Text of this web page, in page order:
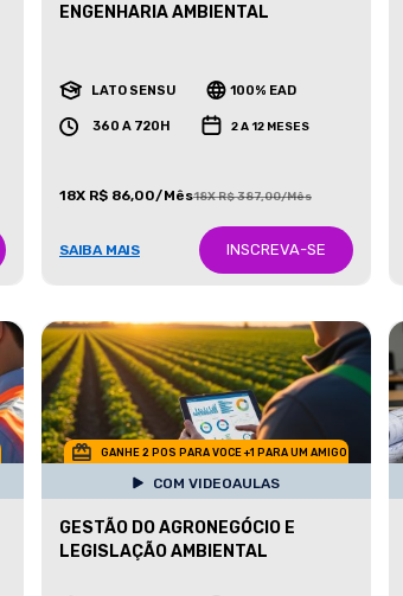
ENGENHARIA AMBIENTAL
LATO SENSU 100% EAD
360 A 720H 2 A 12 MESES
18X R$ 86,00/Mês18X R$ 387,00/Mês
SAIBA MAIS INSCREVA-SE
GANHE 2 POS PARA VOCE +1 PARA UM AMIGO
COM VIDEOAULAS
GESTÃO DO AGRONEGÓCIO E
LEGISLAÇÃO AMBIENTAL